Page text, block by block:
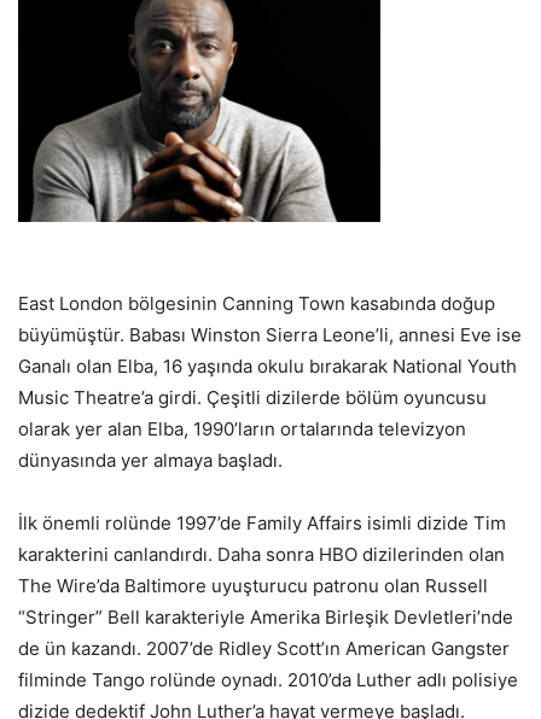
East London bölgesinin Canning Town kasabında doğup
büyümüştür. Babası Winston Sierra Leone’li, annesi Eve ise
Ganalı olan Elba, 16 yaşında okulu bırakarak National Youth
Music Theatre’a girdi. Çeşitli dizilerde bölüm oyuncusu
olarak yer alan Elba, 1990’ların ortalarında televizyon
dünyasında yer almaya başladı.
İlk önemli rolünde 1997’de Family Affairs isimli dizide Tim
karakterini canlandırdı. Daha sonra HBO dizilerinden olan
The Wire’da Baltimore uyuşturucu patronu olan Russell
“Stringer” Bell karakteriyle Amerika Birleşik Devletleri’nde
de ün kazandı. 2007’de Ridley Scott’ın American Gangster
filminde Tango rolünde oynadı. 2010’da Luther adlı polisiye
dizide dedektif John Luther’a hayat vermeye başladı.